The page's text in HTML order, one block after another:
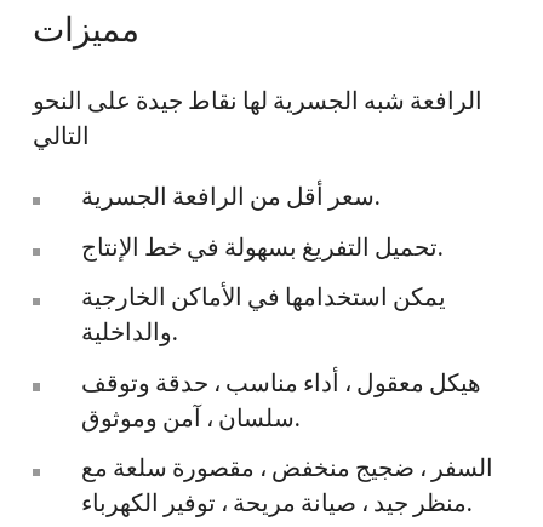
مميزات
الرافعة شبه الجسرية لها نقاط جيدة على النحو
التالي
سعر أقل من الرافعة الجسرية.
تحميل التفريغ بسهولة في خط الإنتاج.
يمكن استخدامها في الأماكن الخارجية
والداخلية.
هيكل معقول ، أداء مناسب ، حدقة وتوقف
سلسان ، آمن وموثوق.
السفر ، ضجيج منخفض ، مقصورة سلعة مع
منظر جيد ، صيانة مريحة ، توفير الكهرباء.